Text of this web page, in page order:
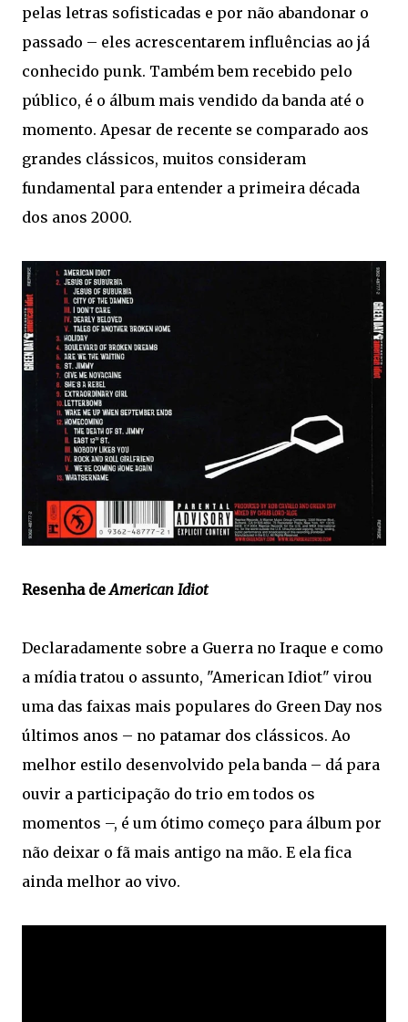
pelas letras sofisticadas e por não abandonar o
passado – eles acrescentarem influências ao já
conhecido punk. Também bem recebido pelo
público, é o álbum mais vendido da banda até o
momento. Apesar de recente se comparado aos
grandes clássicos, muitos consideram
fundamental para entender a primeira década
dos anos 2000.
Resenha deAmerican Idiot
Declaradamente sobre a Guerra no Iraque e como
a mídia tratou o assunto, "American Idiot" virou
uma das faixas mais populares do Green Day nos
últimos anos – no patamar dos clássicos. Ao
melhor estilo desenvolvido pela banda – dá para
ouvir a participação do trio em todos os
momentos –, é um ótimo começo para álbum por
não deixar o fã mais antigo na mão. E ela fica
ainda melhor ao vivo.